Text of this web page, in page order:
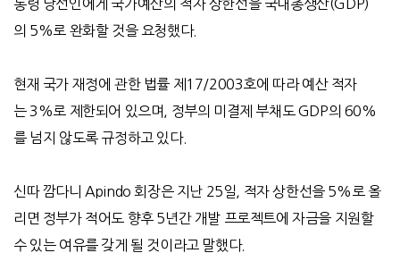
통령 당선인에게 국가예산의 적자 상한선을 국내총생산(GDP)
의 5%로 완화할 것을 요청했다.
현재 국가 재정에 관한 법률 제 17/2003호에 따라 예산 적자
는3%로 제한되어 있으며 정부의 미결제 부채도 GDP의 60%
를 넘지 않도록 규정하고 있다.
신따 깜다니 Apindo 회장은 지난 25일 적자 상한선을5% 로 올
리면 정부가 적어도 향후5년간 개발 프로젝트에 자금을 지원할
수 있는 여유를 갖게 될 것이라고 말했다.